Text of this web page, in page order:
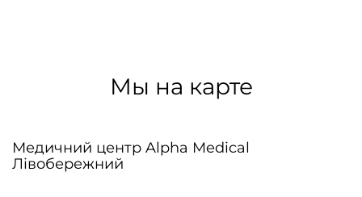
Мы на карте
Медичний центр Alpha Medical
Лівобережний